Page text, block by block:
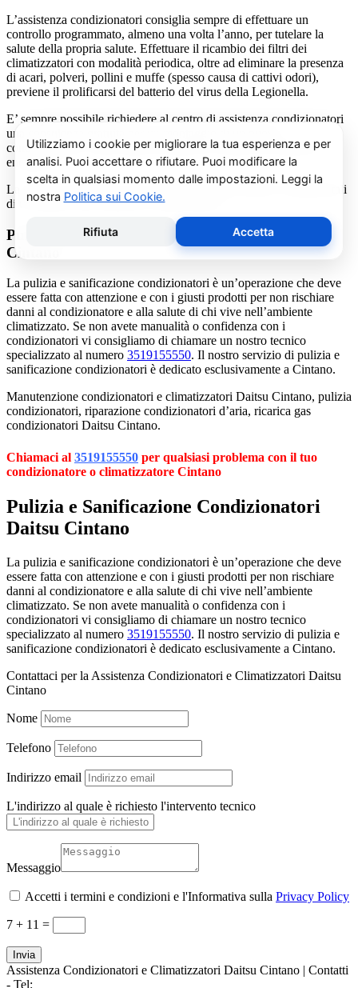
L’assistenza condizionatori consiglia sempre di effettuare un
controllo programmato, almeno una volta l’anno, per tutelare la
salute della propria salute. Effettuare il ricambio dei filtri dei
climatizzatori con modalità periodica, oltre ad eliminare la presenza
di acari, polveri, pollini e muffe (spesso causa di cattivi odori),
previene il prolificarsi del batterio del virus della Legionella.
E’ sempre possibile richiedere al centro di assistenza condizionatori
una consulenza gratuita per un montaggio di un nuovo
condizionatore o sulle ultime normative in materia di risparmio
energetico.
La salute e il benessere sono quindi essere gli obiettivi fondamentali
di un addetto alla assistenza condizionatori.
Pulizia e Sanificazione Condizionatori Daitsu
Cintano
La pulizia e sanificazione condizionatori è un’operazione che deve
essere fatta con attenzione e con i giusti prodotti per non rischiare
danni al condizionatore e alla salute di chi vive nell’ambiente
climatizzato. Se non avete manualità o confidenza con i
condizionatori vi consigliamo di chiamare un nostro tecnico
specializzato al numero 3519155550. Il nostro servizio di pulizia e
sanificazione condizionatori è dedicato esclusivamente a Cintano.
Manutenzione condizionatori e climatizzatori Daitsu Cintano, pulizia
condizionatori, riparazione condizionatori d’aria, ricarica gas
condizionatori Daitsu Cintano.
Chiamaci al 3519155550 per qualsiasi problema con il tuo
condizionatore o climatizzatore Cintano
Pulizia e Sanificazione Condizionatori
Daitsu Cintano
La pulizia e sanificazione condizionatori è un’operazione che deve
essere fatta con attenzione e con i giusti prodotti per non rischiare
danni al condizionatore e alla salute di chi vive nell’ambiente
climatizzato. Se non avete manualità o confidenza con i
condizionatori vi consigliamo di chiamare un nostro tecnico
specializzato al numero 3519155550. Il nostro servizio di pulizia e
sanificazione condizionatori è dedicato esclusivamente a Cintano.
Contattaci per la Assistenza Condizionatori e Climatizzatori Daitsu
Cintano
Nome
Telefono
Indirizzo email
L'indirizzo al quale è richiesto l'intervento tecnico
Messaggio
Accetti i termini e condizioni e l'Informativa sulla Privacy Policy
7 + 11 =
Invia
Assistenza Condizionatori e Climatizzatori Daitsu Cintano | Contatti
- Tel: